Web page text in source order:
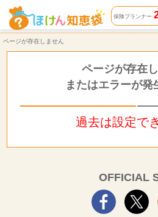
ページが存在しません | ほけん知恵袋
保険プランナー
ページが存在しません
ページが存在
またはエラーが発
過去は設定で
OFFICIAL